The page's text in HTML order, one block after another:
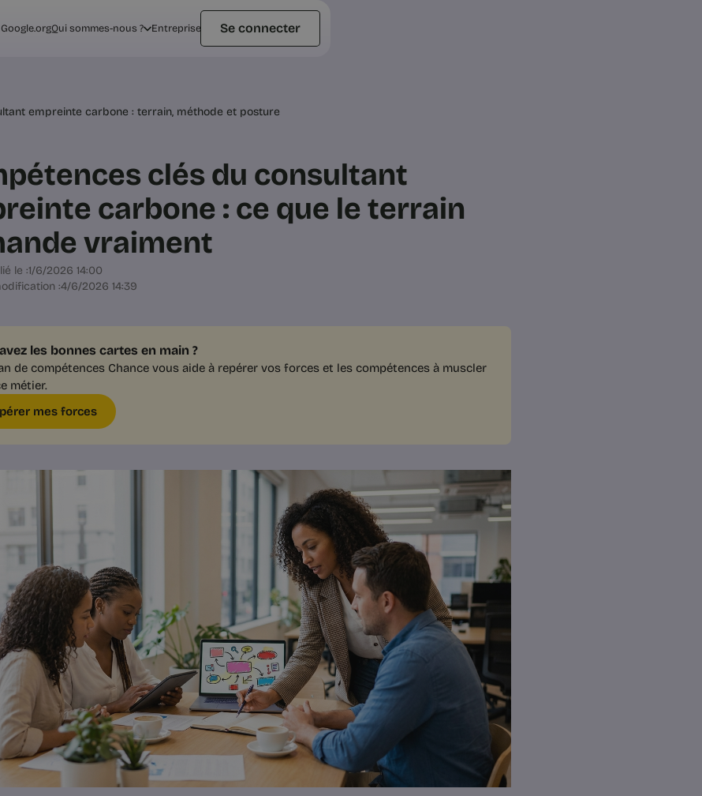
Qui sommes-nous ? Entreprise Se connecter
empreinte carbone : terrain, méthode et posture
clés du consultant
carbone : ce que le terrain
vraiment
le :1/6/2026 14:00
:4/6/2026 14:39
les bonnes cartes en main ?
de compétences Chance vous aide à repérer vos forces et les compétences à muscler
métier.
mes forces